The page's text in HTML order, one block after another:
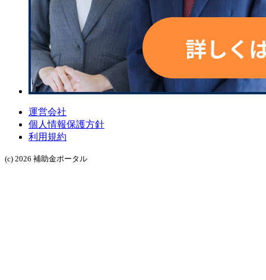
運営会社
個人情報保護方針
利用規約
(c) 2026 補助金ポータル